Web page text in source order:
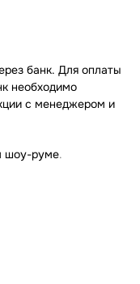
банк. Для оплаты
необходимо
с менеджером и
шоу-руме.